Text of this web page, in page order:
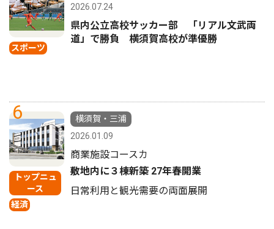
スポーツ
2026.07.24
県内公立高校サッカー部 「リアル文武両
道」で勝負 横須賀高校が準優勝
6
トップニュ
ース
経済
横須賀・三浦
2026.01.09
商業施設コースカ
敷地内に３棟新築 27年春開業
日常利用と観光需要の両面展開